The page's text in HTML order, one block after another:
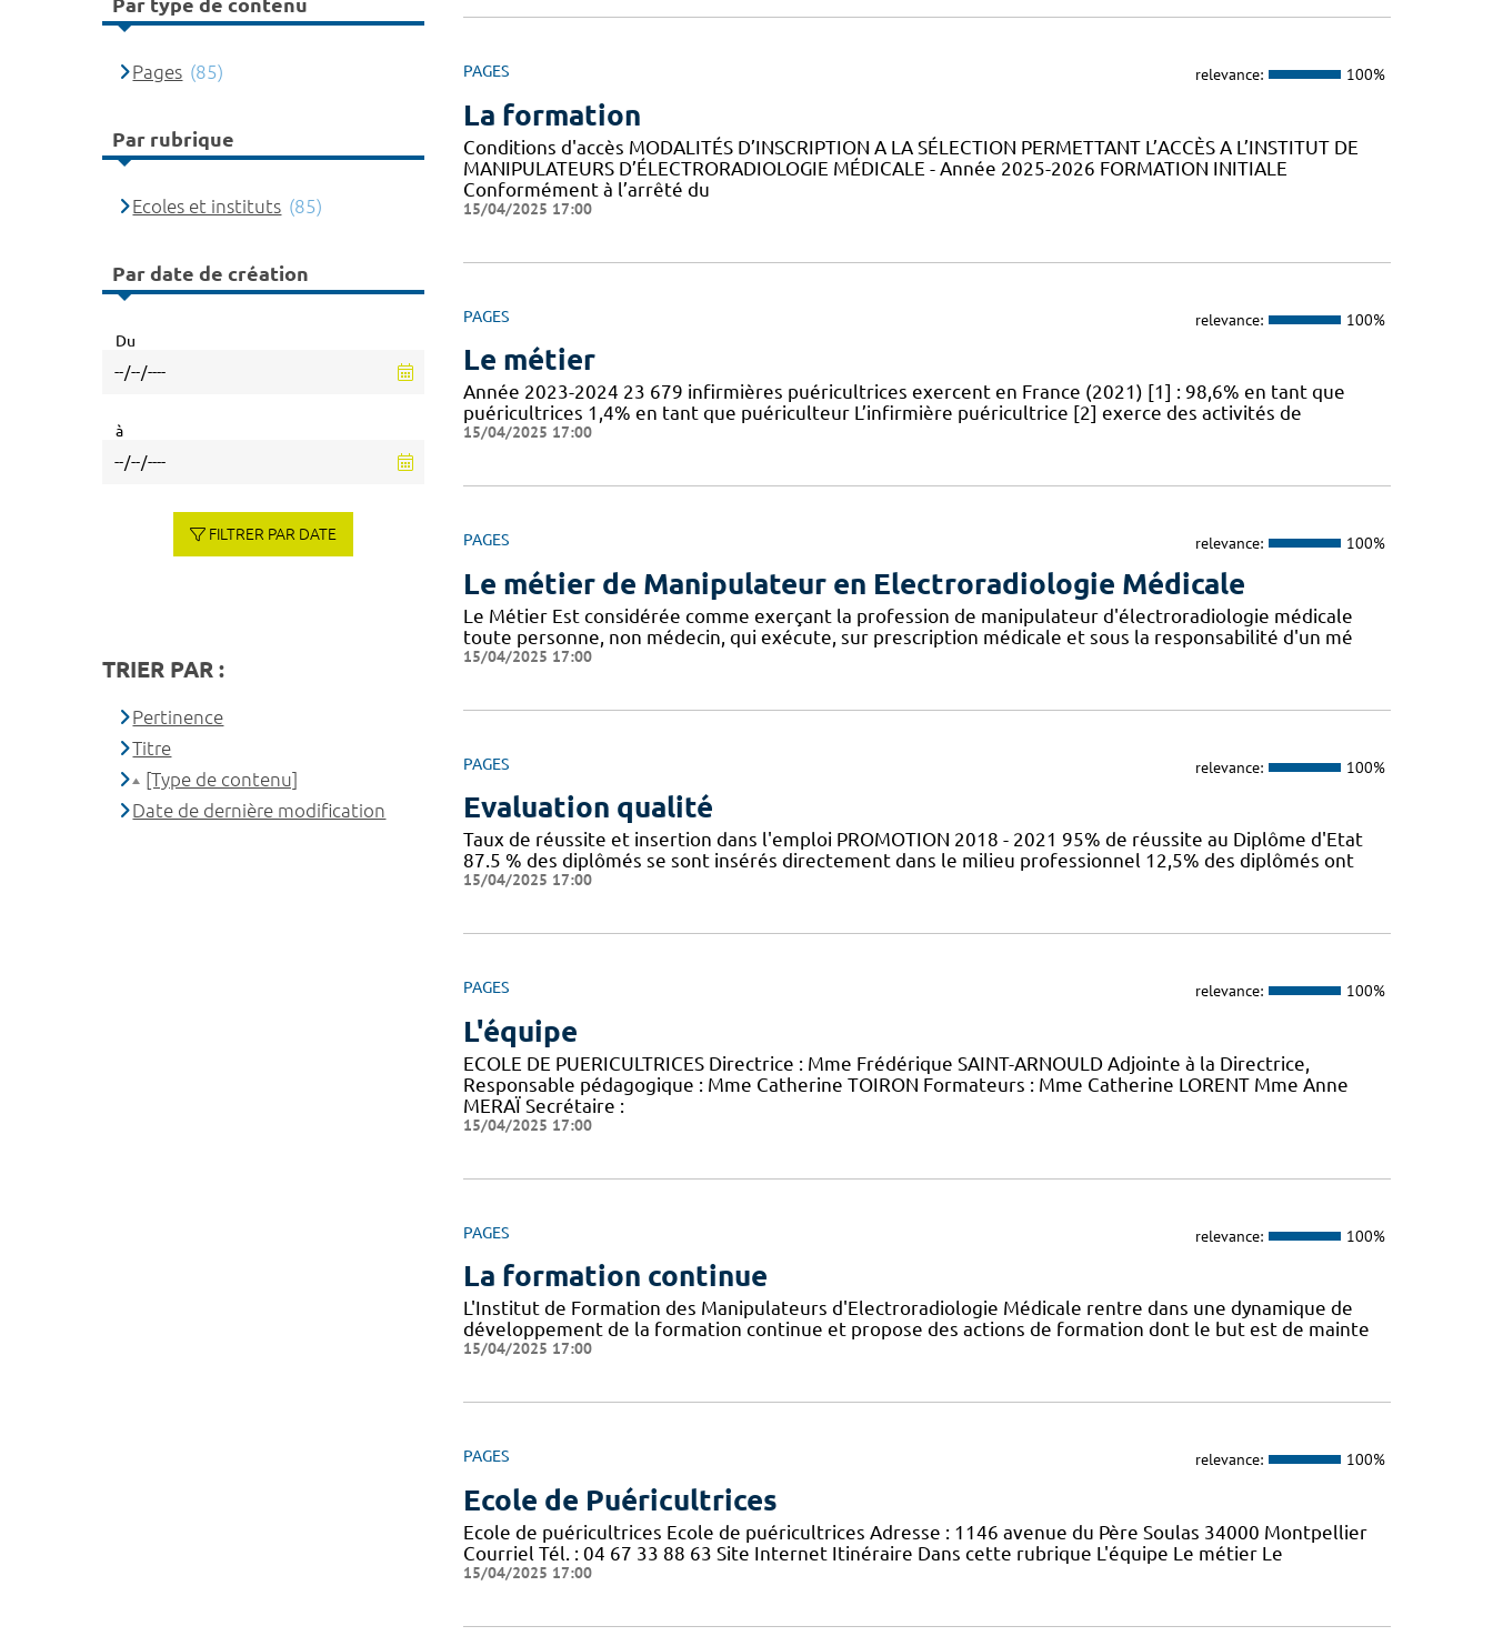
PAGES relevance: 100%
La formation
Conditions d'accès MODALITÉS D’INSCRIPTION A LA SÉLECTION PERMETTANT L’ACCÈS A L’INSTITUT DE
MANIPULATEURS D’ÉLECTRORADIOLOGIE MÉDICALE - Année 2025-2026 FORMATION INITIALE
Conformément à l’arrêté du
15/04/2025 17:00
PAGES relevance: 100%
Le métier
Année 2023-2024 23 679 infirmières puéricultrices exercent en France (2021) [1] : 98,6% en tant que
puéricultrices 1,4% en tant que puériculteur L’infirmière puéricultrice [2] exerce des activités de
15/04/2025 17:00
PAGES relevance: 100%
Le métier de Manipulateur en Electroradiologie Médicale
Le Métier Est considérée comme exerçant la profession de manipulateur d'électroradiologie médicale
toute personne, non médecin, qui exécute, sur prescription médicale et sous la responsabilité d'un mé
15/04/2025 17:00
PAGES relevance: 100%
Evaluation qualité
Taux de réussite et insertion dans l'emploi PROMOTION 2018 - 2021 95% de réussite au Diplôme d'Etat
87.5 % des diplômés se sont insérés directement dans le milieu professionnel 12,5% des diplômés ont
15/04/2025 17:00
PAGES relevance: 100%
L'équipe
ECOLE DE PUERICULTRICES Directrice : Mme Frédérique SAINT-ARNOULD Adjointe à la Directrice,
Responsable pédagogique : Mme Catherine TOIRON Formateurs : Mme Catherine LORENT Mme Anne
MERAÏ Secrétaire :
15/04/2025 17:00
PAGES relevance: 100%
La formation continue
L'Institut de Formation des Manipulateurs d'Electroradiologie Médicale rentre dans une dynamique de
développement de la formation continue et propose des actions de formation dont le but est de mainte
15/04/2025 17:00
PAGES relevance: 100%
Ecole de Puéricultrices
Ecole de puéricultrices Ecole de puéricultrices Adresse : 1146 avenue du Père Soulas 34000 Montpellier
Courriel Tél. : 04 67 33 88 63 Site Internet Itinéraire Dans cette rubrique L'équipe Le métier Le
15/04/2025 17:00
Par type de contenu
Pages (85)
Par rubrique
Ecoles et instituts (85)
Par date de création
Du
à
FILTRER PAR DATE
TRIER PAR :
Pertinence
Titre
[Type de contenu]
Date de dernière modification